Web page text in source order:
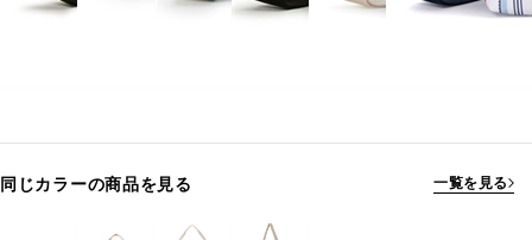
同じカラーの商品を見る 一覧を見る